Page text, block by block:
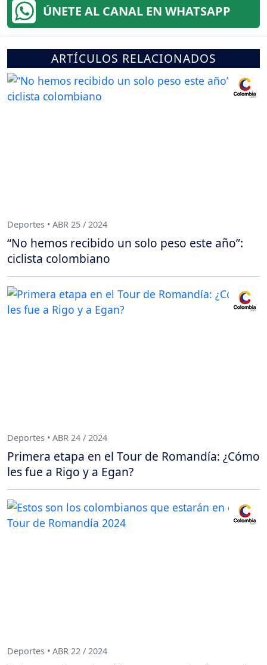
ÚNETE AL CANAL EN WHATSAPP
ARTÍCULOS RELACIONADOS
Deportes • ABR 25 / 2024
“No hemos recibido un solo peso este año”:
ciclista colombiano
Deportes • ABR 24 / 2024
Primera etapa en el Tour de Romandía: ¿Cómo
les fue a Rigo y a Egan?
Deportes • ABR 22 / 2024